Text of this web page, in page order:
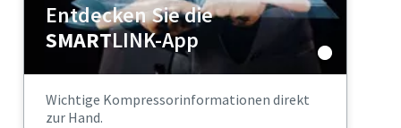
Wichtige Kompressorinformationen direkt
zur Hand.
Entdecken Sie die
SMARTLINK-App